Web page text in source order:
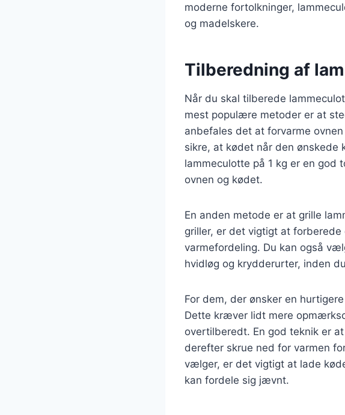
moderne fortolkninger,
og madelskere.
Tilberedning af
Når du skal tilberede
mest populære metoder er at
anbefales det at forvarme
sikre, at kødet når den ønskede
lammeculotte på 1 kg er en
ovnen og kødet.
En anden metode er at grille
griller, er det vigtigt at
varmefordeling. Du kan også
hvidløg og krydderurter, inden
For dem, der ønsker en
Dette kræver lidt mere
overtilberedt. En god teknik er
derefter skrue ned for varmen
vælger, er det vigtigt at lade
kan fordele sig jævnt.